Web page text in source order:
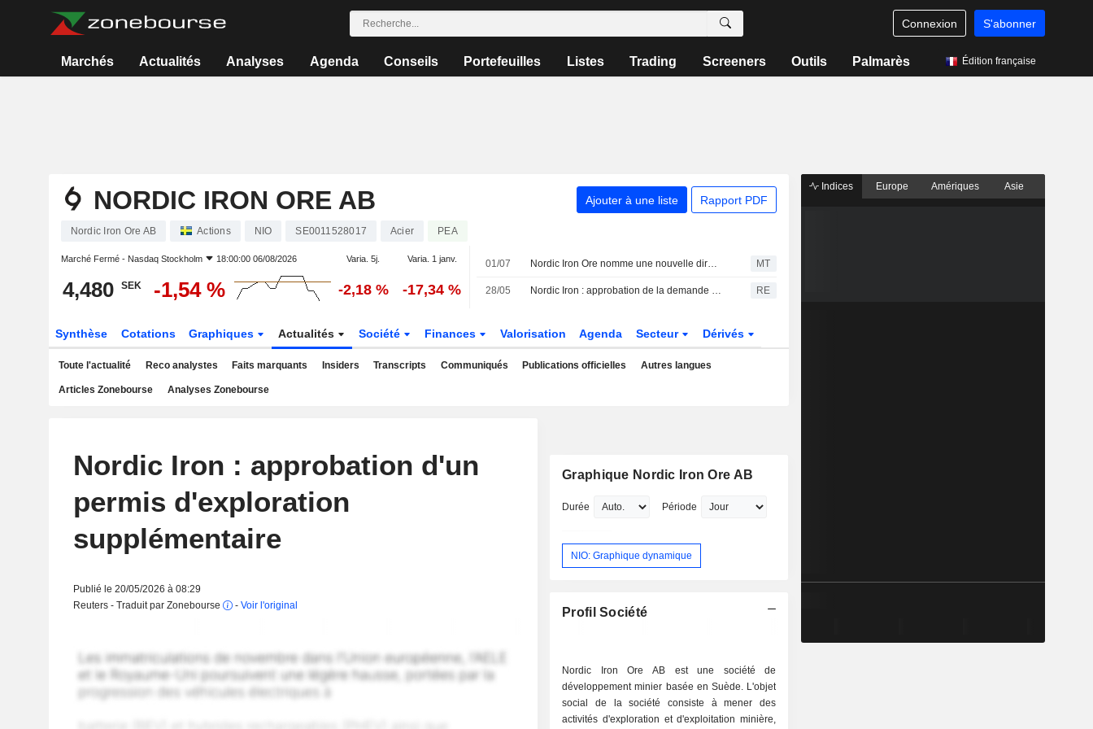
Connexion S'abonner
Marchés Actualités Analyses Agenda Conseils Portefeuilles Listes Trading Screeners Outils Palmarès Édition française
NORDIC IRON ORE AB Ajouter à une liste Rapport PDF
Nordic Iron Ore AB Actions NIO SE0011528017 Acier PEA
Marché Fermé - Nasdaq Stockholm 18:00:00 06/08/2026 Varia. 5j. Varia. 1 janv.
4,480 SEK -1,54 % -2,18 % -17,34 %
01/07 Nordic Iron Ore nomme une nouvelle directrice financière MT
28/05 Nordic Iron : approbation de la demande de prolongation de permis RE
Synthèse Cotations Graphiques Actualités Société Finances Valorisation Agenda Secteur Dérivés
Toute l'actualité Reco analystes Faits marquants Insiders Transcripts Communiqués Publications officielles Autres langues
Articles Zonebourse Analyses Zonebourse
Nordic Iron : approbation d'un
permis d'exploration
supplémentaire
Publié le 20/05/2026 à 08:29
Reuters - Traduit par Zonebourse
- Voir l'original
Graphique Nordic Iron Ore AB
Durée Période
NIO: Graphique dynamique
Profil Société
Nordic Iron Ore AB est une société de
développement minier basée en Suède. L'objet
social de la société consiste à mener des
activités d'exploration et d'exploitation minière,
Indices Europe Amériques Asie